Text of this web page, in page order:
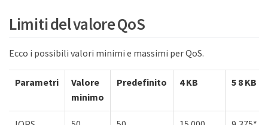
Limiti del valore QoS
Ecco i possibili valori minimi e massimi per QoS.
Parametri
Valore
minimo
Predefinito 4 KB 5 8 KB